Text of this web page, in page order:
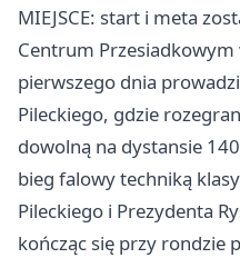
MIEJSCE: start i meta
Centrum Przesiadkowym
pierwszego dnia
Pileckiego, gdzie
dowolną na dystansie
bieg falowy techniką
Pileckiego i Prezydenta
kończąc się przy rondzie